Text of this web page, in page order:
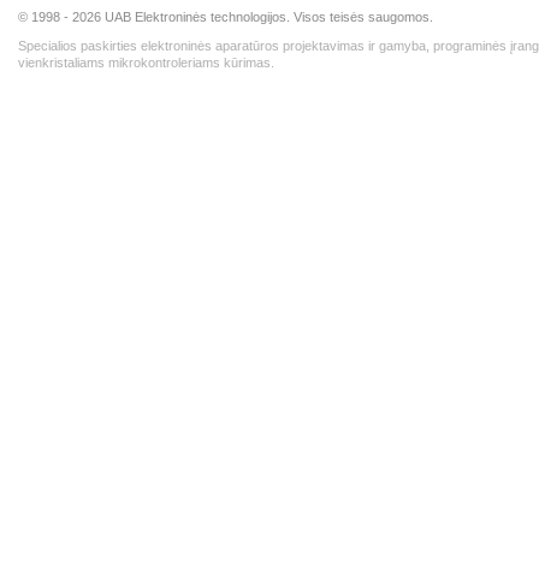
© 1998 - 2026 UAB Elektroninės technologijos. Visos teisės saugomos.
Specialios paskirties elektroninės aparatūros projektavimas ir gamyba, programinės
vienkristaliams mikrokontroleriams kūrimas.